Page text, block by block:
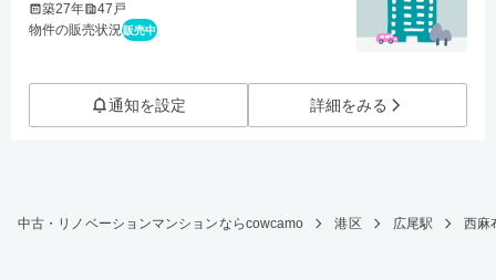
築27年
47戸
物件の販売状況販売中
通知を設定 詳細をみる
中古・リノベーションマンションならcowcamo 港区 広尾駅 西麻